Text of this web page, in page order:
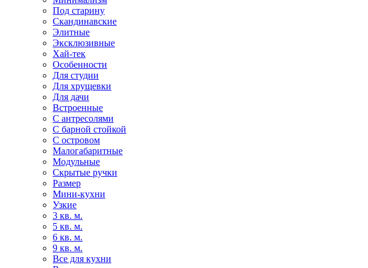
Под старину
Скандинавские
Элитные
Эксклюзивные
Хай-тек
Особенности
Для студии
Для хрущевки
Для дачи
Встроенные
С антресолями
С барной стойкой
С островом
Малогабаритные
Модульные
Скрытые ручки
Размер
Мини-кухни
Узкие
3 кв. м.
5 кв. м.
6 кв. м.
9 кв. м.
Все для кухни